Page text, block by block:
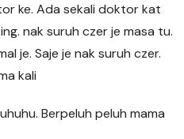
ke. Ada sekali doktor kat
nak suruh czer je masa tu.
je. Saje je nak suruh czer.
kali
Berpeluh peluh mama